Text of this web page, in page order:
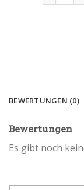
BEWERTUNGEN (0)
Bewertungen
Es gibt noch